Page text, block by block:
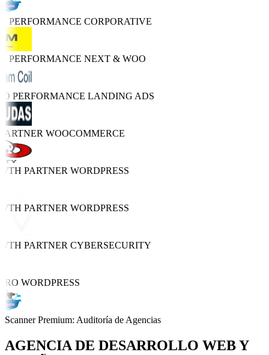
PERFORMANCECORPORATIVE
PERFORMANCENEXT & WOO
PERFORMANCELANDING ADS
WOOCOMMERCE
PARTNERWORDPRESS
PARTNERWORDPRESS
PARTNERCYBERSECURITY
WORDPRESS
Scanner Premium: Auditoría de Agencias
AGENCIA DE DESARROLLO WEB Y